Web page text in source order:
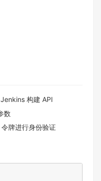
构建 API
数
牌进行身份验证